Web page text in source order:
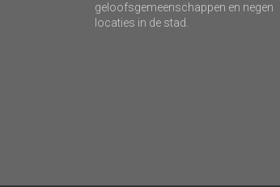
geloofsgemeenschappen en negen
locaties in de stad.